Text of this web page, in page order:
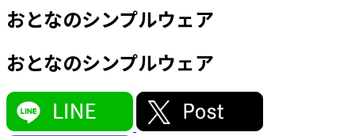
おとなのシンプルウェア
おとなのシンプルウェア